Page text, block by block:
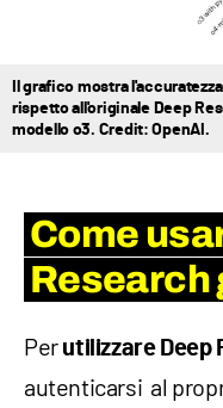
Il grafico mostra
rispetto all'originale Deep
modello o3. Credit: OpenAI.
Come
Research
Per utilizzare Deep
autenticarsi al